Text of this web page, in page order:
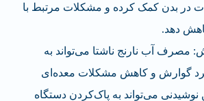
در بدن کمک کرده و مشکلات مرتبط با
دهد.
مصرف آب نارنج ناشتا می‌تواند به
گوارش و کاهش مشکلات معده‌ای
نوشیدنی می‌تواند به پاک‌کردن دستگاه